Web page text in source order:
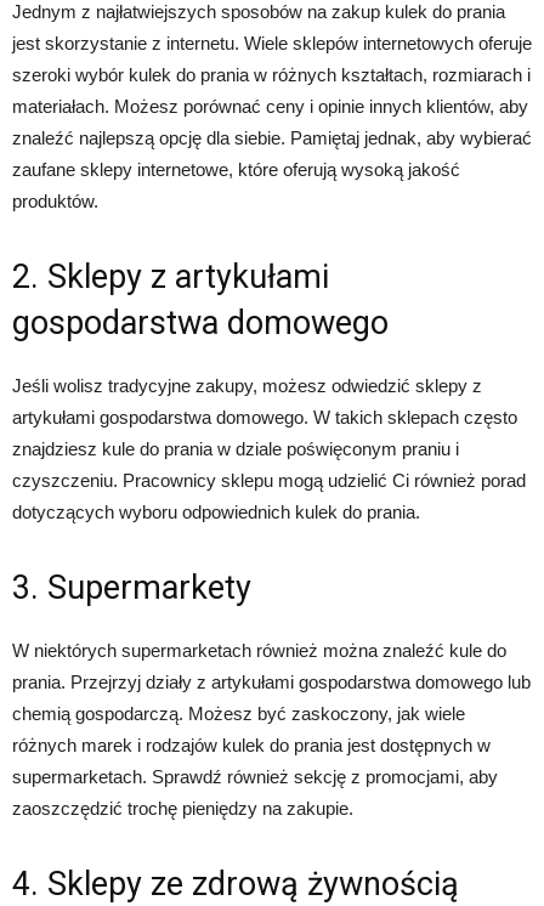
Jednym z najłatwiejszych sposobów na zakup kulek do prania
jest skorzystanie z internetu. Wiele sklepów internetowych oferuje
szeroki wybór kulek do prania w różnych kształtach, rozmiarach i
materiałach. Możesz porównać ceny i opinie innych klientów, aby
znaleźć najlepszą opcję dla siebie. Pamiętaj jednak, aby wybierać
zaufane sklepy internetowe, które oferują wysoką jakość
produktów.
2. Sklepy z artykułami
gospodarstwa domowego
Jeśli wolisz tradycyjne zakupy, możesz odwiedzić sklepy z
artykułami gospodarstwa domowego. W takich sklepach często
znajdziesz kule do prania w dziale poświęconym praniu i
czyszczeniu. Pracownicy sklepu mogą udzielić Ci również porad
dotyczących wyboru odpowiednich kulek do prania.
3. Supermarkety
W niektórych supermarketach również można znaleźć kule do
prania. Przejrzyj działy z artykułami gospodarstwa domowego lub
chemią gospodarczą. Możesz być zaskoczony, jak wiele
różnych marek i rodzajów kulek do prania jest dostępnych w
supermarketach. Sprawdź również sekcję z promocjami, aby
zaoszczędzić trochę pieniędzy na zakupie.
4. Sklepy ze zdrową żywnością